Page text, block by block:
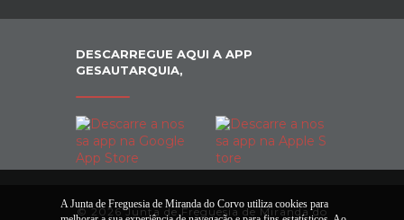
DESCARREGUE AQUI A APP
GESAUTARQUIA,
© 2026 Junta de Freguesia de Miranda do
A Junta de Freguesia de Miranda do Corvo utiliza cookies para